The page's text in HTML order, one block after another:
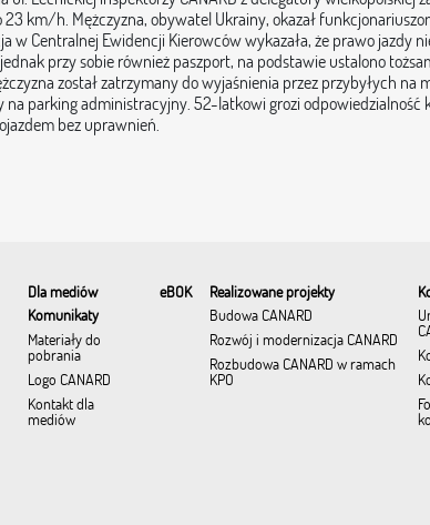
km/h. Mężczyzna, obywatel Ukrainy, okazał
w Centralnej Ewidencji Kierowców wykazała, że prawo jazdy
przy sobie również paszport, na podstawie ustalono
został zatrzymany do wyjaśnienia przez przybyłych
na parking administracyjny. 52-latkowi grozi odpowiedzialność
bez uprawnień.
Dla mediów
Komunikaty
Materiały do
pobrania
Logo CANARD
Kontakt dla
mediów
eBOK
Realizowane projekty
Budowa CANARD
Rozwój i modernizacja CANARD
Rozbudowa CANARD w ramach
KPO